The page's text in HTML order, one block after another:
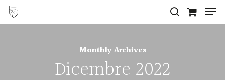
Skip
to
search
Monthly Archives
Dicembre 2022